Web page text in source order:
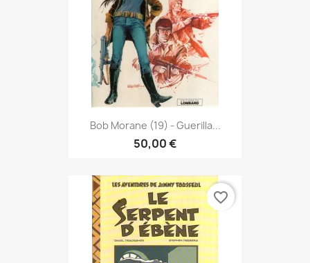
Bob Morane (19) - Guerilla...
50,00 €
favorite_border